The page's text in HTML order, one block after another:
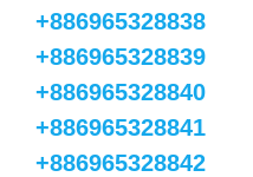
+886965328838
+886965328839
+886965328840
+886965328841
+886965328842